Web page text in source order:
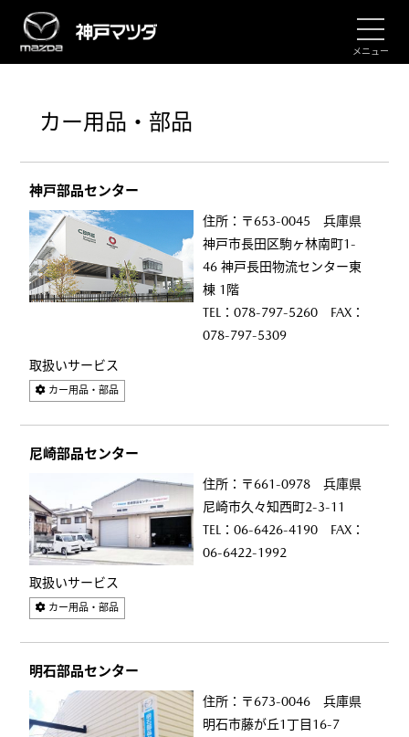
メニュー
カー用品・部品
神戸部品センター
住所：〒653-0045 兵庫県
神戸市長田区駒ヶ林南町1-
46 神戸長田物流センター東
棟 1階
TEL：078-797-5260 FAX：
078-797-5309
取扱いサービス
カー用品・部品
尼崎部品センター
住所：〒661-0978 兵庫県
尼崎市久々知西町2-3-11
TEL：06-6426-4190 FAX：
06-6422-1992
取扱いサービス
カー用品・部品
明石部品センター
住所：〒673-0046 兵庫県
明石市藤が丘1丁目16-7